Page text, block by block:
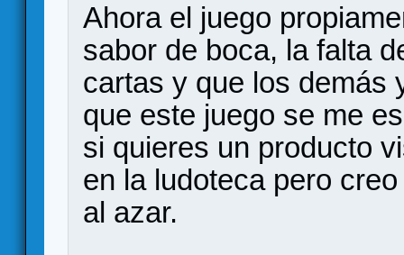
Ahora el juego
sabor de boca, la falta
cartas y que los demás
que este juego se me
si quieres un producto
en la ludoteca pero
al azar.